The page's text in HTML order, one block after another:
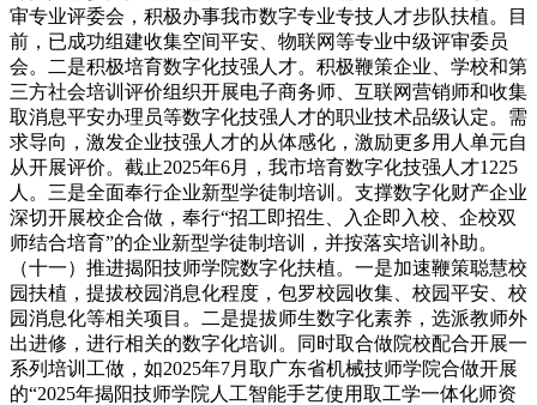
审专业评委会，积极办事我市数字专业专技人才步队扶植。目
前，已成功组建收集空间平安、物联网等专业中级评审委员
会。二是积极培育数字化技强人才。积极鞭策企业、学校和第
三方社会培训评价组织开展电子商务师、互联网营销师和收集
取消息平安办理员等数字化技强人才的职业技术品级认定。需
求导向，激发企业技强人才的从体感化，激励更多用人单元自
从开展评价。截止2025年6月，我市培育数字化技强人才1225
人。三是全面奉行企业新型学徒制培训。支撑数字化财产企业
深切开展校企合做，奉行“招工即招生、入企即入校、企校双
师结合培育”的企业新型学徒制培训，并按落实培训补助。
（十一）推进揭阳技师学院数字化扶植。一是加速鞭策聪慧校
园扶植，提拔校园消息化程度，包罗校园收集、校园平安、校
园消息化等相关项目。二是提拔师生数字化素养，选派教师外
出进修，进行相关的数字化培训。同时取合做院校配合开展一
系列培训工做，如2025年7月取广东省机械技师学院合做开展
的“2025年揭阳技师学院人工智能手艺使用取工学一体化师资